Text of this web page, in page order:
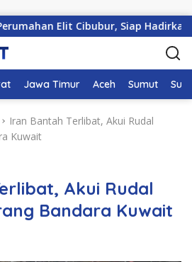
Elit Cibubur, Siap Hadirkan
Jawa Timur Aceh Sumut
Iran Bantah Terlibat, Akui Rudal
Kuwait
Akui Rudal
Bandara Kuwait